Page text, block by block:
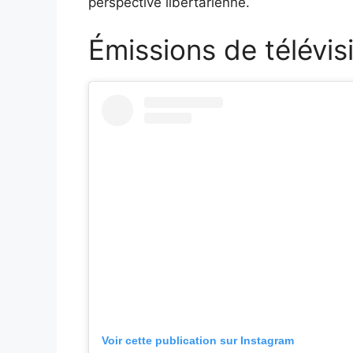
Émissions de
Voir cette publication sur Instagram